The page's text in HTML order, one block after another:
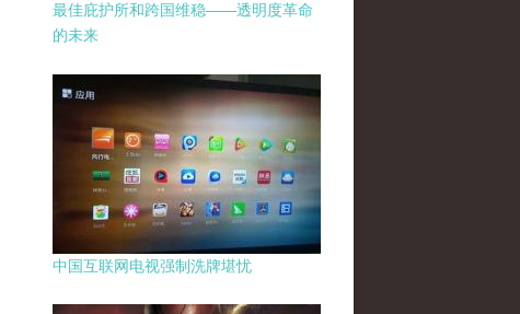
最佳庇护所和跨国维稳——透明度革命
的未来
中国互联网电视强制洗牌堪忧